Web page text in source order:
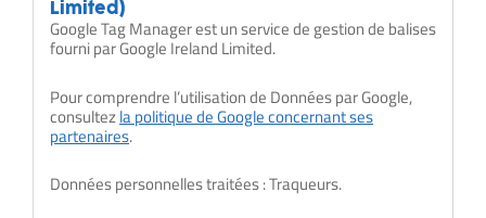
Limited)
Google Tag Manager est un service de gestion de balises
fourni par Google Ireland Limited.
Pour comprendre l’utilisation de Données par Google,
consultezla politique de Google concernant ses
partenaires.
Données personnelles traitées : Traqueurs.